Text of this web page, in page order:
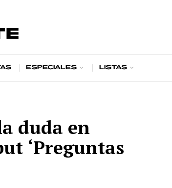
Especiales Listas
duda en
‘Preguntas